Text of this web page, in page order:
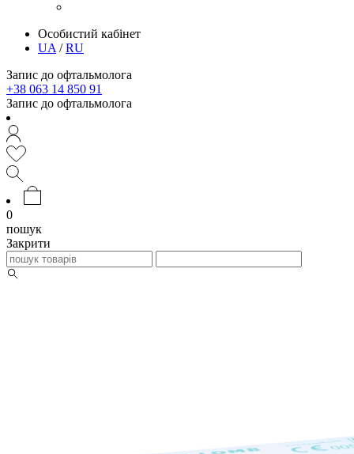
Особистий кабінет
UA /RU
Запис до офтальмолога
+38 063 14 850 91
Запис до офтальмолога
0
пошук
Закрити